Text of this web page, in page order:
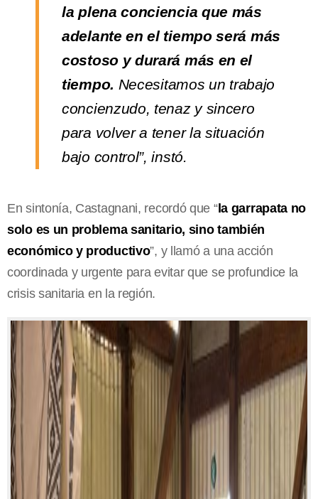
la plena conciencia que más
adelante en el tiempo será más
costoso y durará más en el
tiempo. Necesitamos un trabajo
concienzudo, tenaz y sincero
para volver a tener la situación
bajo control”, instó.
En sintonía, Castagnani, recordó que “la garrapata no
solo es un problema sanitario, sino también
económico y productivo”, y llamó a una acción
coordinada y urgente para evitar que se profundice la
crisis sanitaria en la región.